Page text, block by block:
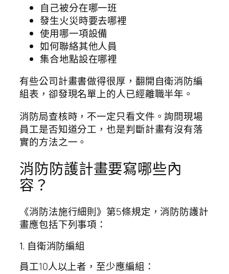
自己被分在哪一班
發生火災時要去哪裡
使用哪一項設備
如何聯絡其他人員
集合地點設在哪裡
有些公司計畫書做得很厚，翻開自衛消防編
組表，卻發現名單上的人已經離職半年。
消防局查核時，不一定只看文件。詢問現場
員工是否知道分工，也是判斷計畫有沒有落
實的方法之一。
消防防護計畫要寫哪些內
容？
《消防法施行細則》第5條規定，消防防護計
畫應包括下列事項：
1. 自衛消防編組
員工10人以上者，至少應編組：